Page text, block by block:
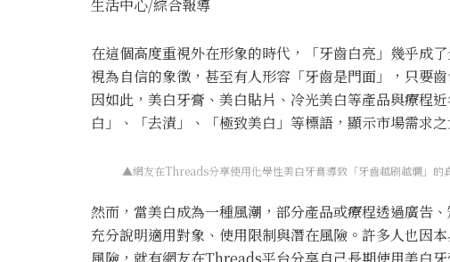
生活中心/綜合報導
在這個高度重視外在形象的時代，「牙齒白亮」幾乎成
視為自信的象徵，甚至有人形容「牙齒是門面」，只要
因如此，美白牙膏、美白貼片、冷光美白等產品與療程
白」、「去漬」、「極致美白」等標語，顯示市場需求之
▲網友在Threads分享使用化學性美白牙膏導致「牙齒越刷越爛」的
然而，當美白成為一種風潮，部分產品或療程透過廣告
充分說明適用對象、使用限制與潛在風險。許多人也因